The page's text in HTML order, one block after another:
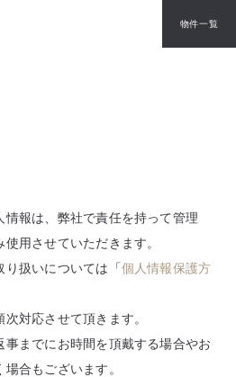
物件一覧
情報は、弊社で責任を持って管理
用させていただきます。
り扱いについては「個人情報保護方
対応させて頂きます。
事までにお時間を頂戴する場合やお
合もございます。